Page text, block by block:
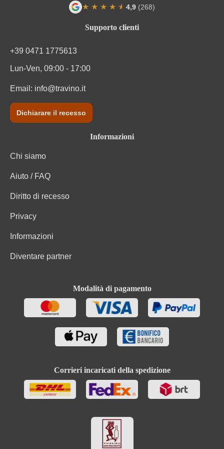
Varietà di uva
Informazioni nutrizionali medie
Carboidrati di cui zuccheri
Ingredienti
Supporto clienti
+39 0471 1775613
Lun-Ven, 09:00 - 17:00
Email: info@travino.it
Dichiarare il recesso
Informazioni
Chi siamo
Aiuto / FAQ
Diritto di recesso
Privacy
Informazioni
Diventare partner
Modalità di pagamento
Corrieri incaricati della spedizione
★ ★ ★ ★ ★
★ 4,9 (268)